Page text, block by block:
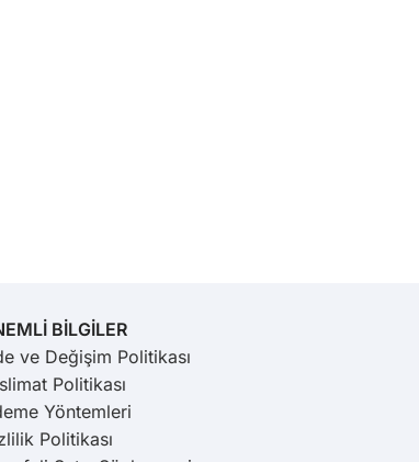
BİLGİLER
ve Değişim Politikası
Politikası
Yöntemleri
Politikası